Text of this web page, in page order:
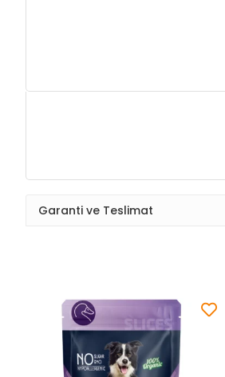
Garanti ve Teslimat